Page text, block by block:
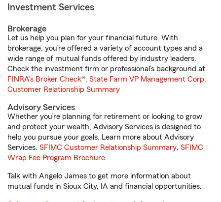
Investment Services
Brokerage
Let us help you plan for your financial future. With
brokerage, you’re offered a variety of account types and a
wide range of mutual funds offered by industry leaders.
Check the investment firm or professional’s background at
FINRA's Broker Check®. State Farm VP Management Corp.
Customer Relationship Summary
Advisory Services
Whether you’re planning for retirement or looking to grow
and protect your wealth, Advisory Services is designed to
help you pursue your goals. Learn more about Advisory
Services. SFIMC Customer Relationship Summary, SFIMC
Wrap Fee Program Brochure.
Talk with Angelo James to get more information about
mutual funds in Sioux City, IA and financial opportunities.